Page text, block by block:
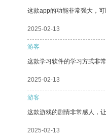
这款app的功能非常强大，
2025-02-13
游客
这款学习软件的学习方式非
2025-02-13
游客
这款游戏的剧情非常感人，
2025-02-13